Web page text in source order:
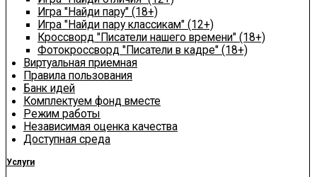
Игра "Найди пару" (18+)
Игра "Найди пару классикам" (12+)
Кроссворд "Писатели нашего времени" (18+)
Фотокроссворд "Писатели в кадре" (18+)
Виртуальная приемная
Правила пользования
Банк идей
Комплектуем фонд вместе
Режим работы
Независимая оценка качества
Доступная среда
Услуги